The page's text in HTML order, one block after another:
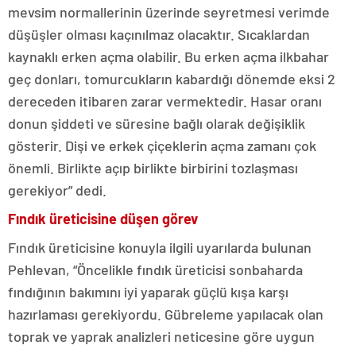
mevsim normallerinin üzerinde seyretmesi verimde
düşüşler olması kaçınılmaz olacaktır. Sıcaklardan
kaynaklı erken açma olabilir. Bu erken açma ilkbahar
geç donları, tomurcukların kabardığı dönemde eksi 2
dereceden itibaren zarar vermektedir. Hasar oranı
donun şiddeti ve süresine bağlı olarak değişiklik
gösterir. Dişi ve erkek çiçeklerin açma zamanı çok
önemli. Birlikte açıp birlikte birbirini tozlaşması
gerekiyor” dedi.
Fındık üreticisine düşen görev
Fındık üreticisine konuyla ilgili uyarılarda bulunan
Pehlevan, “Öncelikle fındık üreticisi sonbaharda
fındığının bakımını iyi yaparak güçlü kışa karşı
hazırlaması gerekiyordu. Gübreleme yapılacak olan
toprak ve yaprak analizleri neticesine göre uygun